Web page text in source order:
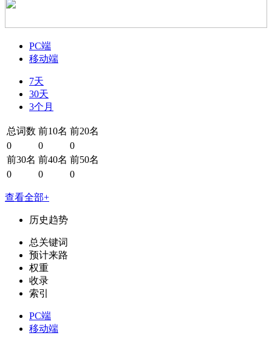
PC端
移动端
7天
30天
3个月
总词数 前10名 前20名
0
0
0
前30名 前40名 前50名
0
0 0
查看全部+
历史趋势
总关键词
预计来路
权重
收录
索引
PC端
移动端